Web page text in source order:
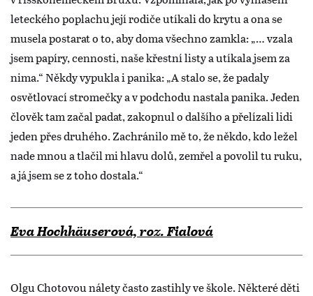
leteckého poplachu její rodiče utíkali do krytu a ona se
musela postarat o to, aby doma všechno zamkla: „… vzala
jsem papíry, cennosti, naše křestní listy a utíkala jsem za
nima.“ Někdy vypukla i panika: „A stalo se, že padaly
osvětlovací stromečky a v podchodu nastala panika. Jeden
člověk tam začal padat, zakopnul o dalšího a přelízali lidi
jeden přes druhého. Zachránilo mě to, že někdo, kdo ležel
nade mnou a tlačil mi hlavu dolů, zemřel a povolil tu ruku,
a já jsem se z toho dostala.“
Eva Hochhäuserová, roz. Fialová
Olgu Chotovou nálety často zastihly ve škole. Některé děti